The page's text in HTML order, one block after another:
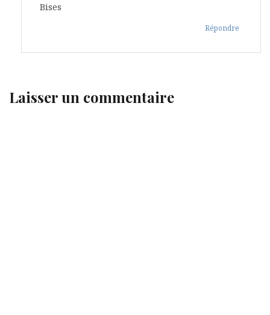
Bises
Répondre
Laisser un commentaire